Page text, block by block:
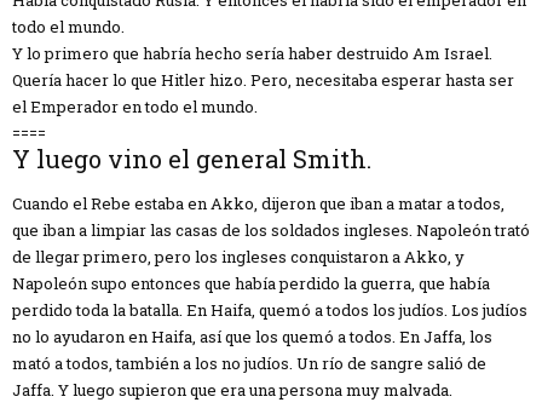
todo el mundo.
Y lo primero que habría hecho sería haber destruido Am Israel.
Quería hacer lo que Hitler hizo. Pero, necesitaba esperar hasta ser
el Emperador en todo el mundo.
====
Y luego vino el general Smith.
Cuando el Rebe estaba en Akko, dijeron que iban a matar a todos,
que iban a limpiar las casas de los soldados ingleses. Napoleón trató
de llegar primero, pero los ingleses conquistaron a Akko, y
Napoleón supo entonces que había perdido la guerra, que había
perdido toda la batalla. En Haifa, quemó a todos los judíos. Los judíos
no lo ayudaron en Haifa, así que los quemó a todos. En Jaffa, los
mató a todos, también a los no judíos. Un río de sangre salió de
Jaffa. Y luego supieron que era una persona muy malvada.